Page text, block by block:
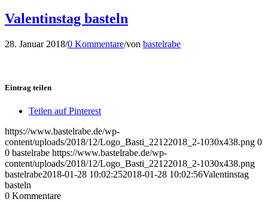
Valentinstag basteln
28. Januar 2018/0 Kommentare/von bastelrabe
Eintrag teilen
Teilen auf Pinterest
https://www.bastelrabe.de/wp-
content/uploads/2018/12/Logo_Basti_22122018_2-1030x438.png 0
0 bastelrabe https://www.bastelrabe.de/wp-
content/uploads/2018/12/Logo_Basti_22122018_2-1030x438.png
bastelrabe2018-01-28 10:02:252018-01-28 10:02:56Valentinstag
basteln
0 Kommentare